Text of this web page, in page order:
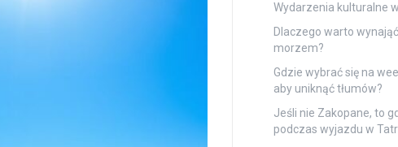
Wydarzenia kulturalne
Dlaczego warto
morzem?
Gdzie wybrać się na
aby uniknąć tłumów?
Jeśli nie Zakopane, to
podczas wyjazdu w